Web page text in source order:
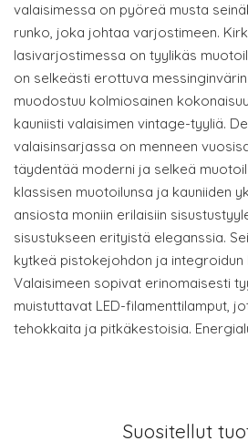
valaisimessa on pyöreä musta
runko, joka johtaa varjostimeen.
lasivarjostimessa on tyylikäs
on selkeästi erottuva
muodostuu kolmiosainen
kauniisti valaisimen vintage-tyyliä.
valaisinsarjassa on menneen
täydentää moderni ja selkeä
klassisen muotoilunsa ja kauniiden
ansiosta moniin erilaisiin
sisustukseen erityistä eleganssia.
kytkeä pistokejohdon ja integroidun
Valaisimeen sopivat erinomaisesti
muistuttavat LED-filamenttilamput,
tehokkaita ja pitkäkestoisia.
Suositellut